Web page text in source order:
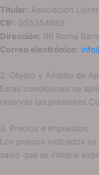
Titular: Asociación
CIF: G55354989
Dirección: RB Roma
Correo electrónico:
2. Objeto y Ámbito de
Estas condiciones se
reservas las presentes
3. Precios e Impuestos
Los precios indicados
salvo que se indique